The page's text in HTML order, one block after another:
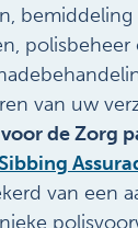
van uw
de Zorg
van een